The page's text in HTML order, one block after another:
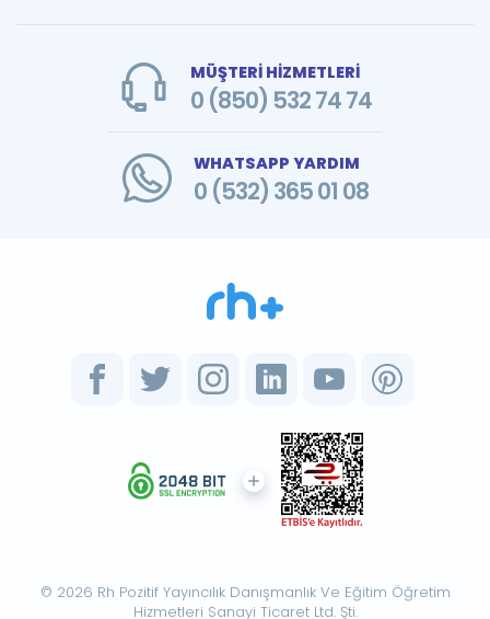
MÜŞTERİ HİZMETLERİ
0 (850) 532 74 74
WHATSAPP YARDIM
0 (532) 365 01 08
© 2026 Rh Pozitif Yayıncılık Danışmanlık Ve Eğitim Öğretim
Hizmetleri Sanayi Ticaret Ltd. Şti.